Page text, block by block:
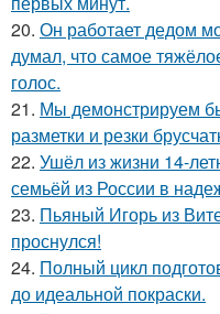
20. Он работает дедом
думал, что самое
голос.
21. Мы демонстрируем
разметки и резки
22. Ушёл из жизни 14-
семьёй из России в
23. Пьяный Игорь из
проснулся!
24. Полный цикл
до идеальной покраски.